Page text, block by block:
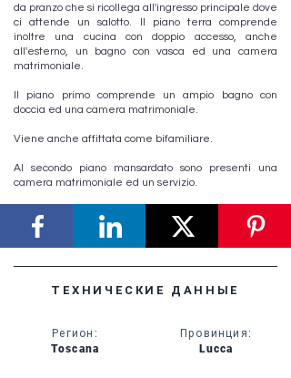
da pranzo che si ricollega all'ingresso principale dove
ci attende un salotto. Il piano terra comprende
inoltre una cucina con doppio accesso, anche
all'esterno, un bagno con vasca ed una camera
matrimoniale.
Il piano primo comprende un ampio bagno con
doccia ed una camera matrimoniale.
Viene anche affittata come bifamiliare.
Al secondo piano mansardato sono presenti una
camera matrimoniale ed un servizio.
ТЕХНИЧЕСКИЕ ДАННЫЕ
Регион :
Toscana
Провинция:
Lucca